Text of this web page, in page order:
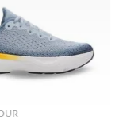
AGREGAR